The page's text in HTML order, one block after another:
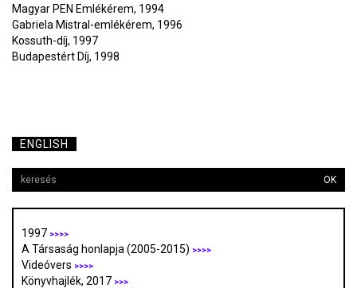
Magyar PEN Emlékérem, 1994
Gabriela Mistral-emlékérem, 1996
Kossuth-díj, 1997
Budapestért Díj, 1998
ENGLISH
OK
1997 >>>>
A Társaság honlapja (2005-2015) >>>>
Videóvers >>>>
Könyvhajlék, 2017 >>>